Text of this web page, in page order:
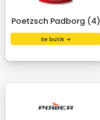
Poetzsch Padborg (4)
Se butik →